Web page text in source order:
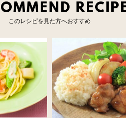
このレシピを見た方へおすすめ